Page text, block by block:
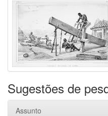
Sugestões de
Assunto